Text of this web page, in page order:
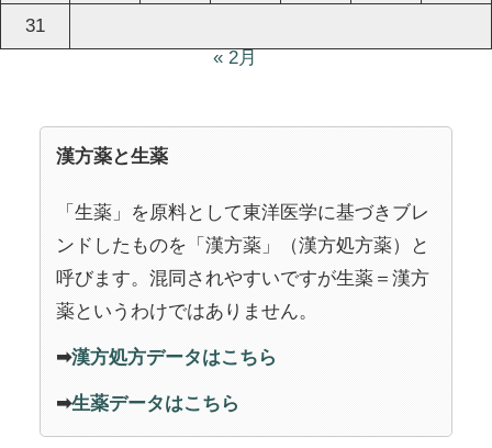
31
« 2月
漢方薬と生薬
「生薬」を原料として東洋医学に基づきブレ
ンドしたものを「漢方薬」（漢方処方薬）と
呼びます。混同されやすいですが生薬＝漢方
薬というわけではありません。
➡漢方処方データはこちら
➡生薬データはこちら